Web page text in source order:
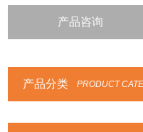
产品咨询
产品分类 PRODUCT